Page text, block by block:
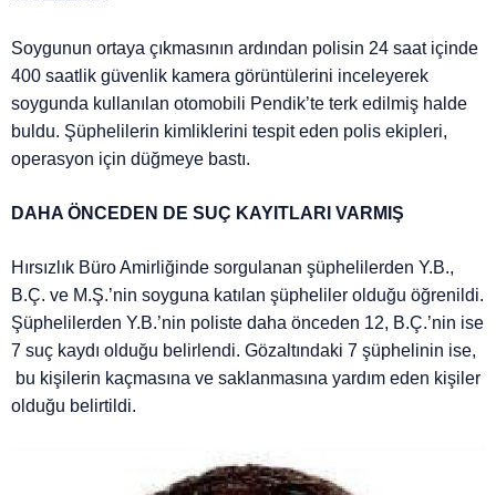
Soygunun ortaya çıkmasının ardından polisin 24 saat içinde
400 saatlik güvenlik kamera görüntülerini inceleyerek
soygunda kullanılan otomobili Pendik’te terk edilmiş halde
buldu. Şüphelilerin kimliklerini tespit eden polis ekipleri,
operasyon için düğmeye bastı.
DAHA ÖNCEDEN DE SUÇ KAYITLARI VARMIŞ
Hırsızlık Büro Amirliğinde sorgulanan şüphelilerden Y.B.,
B.Ç. ve M.Ş.’nin soyguna katılan şüpheliler olduğu öğrenildi.
Şüphelilerden Y.B.’nin poliste daha önceden 12, B.Ç.’nin ise
7 suç kaydı olduğu belirlendi. Gözaltındaki 7 şüphelinin ise,
bu kişilerin kaçmasına ve saklanmasına yardım eden kişiler
olduğu belirtildi.